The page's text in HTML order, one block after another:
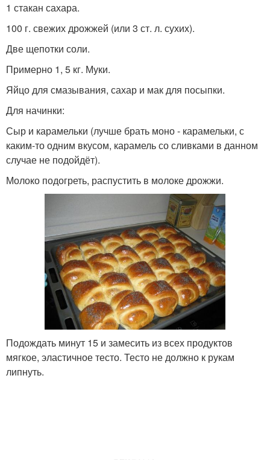
1 стакан сахара.
100 г. свежих дрожжей (или 3 ст. л. сухих).
Две щепотки соли.
Примерно 1, 5 кг. Муки.
Яйцо для смазывания, сахар и мак для посыпки.
Для начинки:
Сыр и карамельки (лучше брать моно - карамельки, с
каким-то одним вкусом, карамель со сливками в данном
случае не подойдёт).
Молоко подогреть, распустить в молоке дрожжи.
Подождать минут 15 и замесить из всех продуктов
мягкое, эластичное тесто. Тесто не должно к рукам
липнуть.